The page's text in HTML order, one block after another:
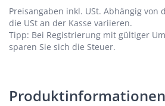
Preisangaben inkl. USt. Abhängig von
die USt an der Kasse variieren.
Tipp: Bei Registrierung mit gültiger
sparen Sie sich die Steuer.
Produktinformationen